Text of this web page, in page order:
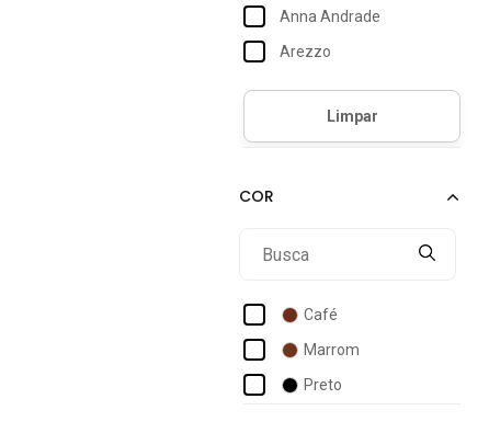
Anna Andrade
Arezzo
Arietto
Bia Ramos
Café
Marrom
Preto